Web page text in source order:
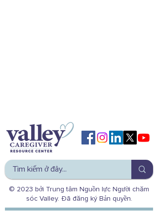
© 2023 bởi Trung tâm Nguồn lực Người chăm
sóc Valley. Đã đăng ký Bản quyền.